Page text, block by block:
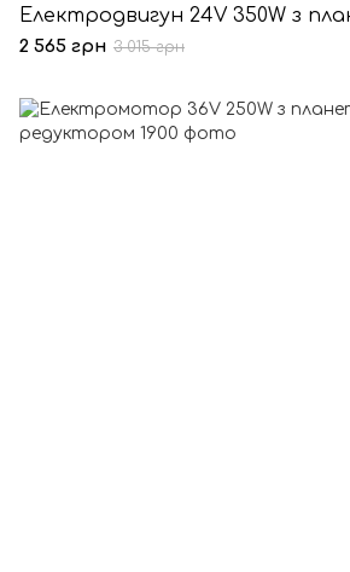
2 565 грн 3 015 грн